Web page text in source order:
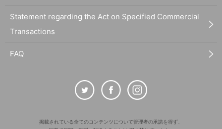
Statement regarding the Act on Specified Commercial
Transactions
FAQ
掲載されている全てのコンテンツについて管理者の承諾を得ず、